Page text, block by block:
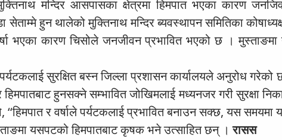
मन्दिर आसपासका क्षेत्रमा हिमपात भएका कारण
सेताम्मे हुन थालेको मुक्तिनाथ मन्दिर ब्यवस्थापन समितिका
भएका कारण चिसोले जनजीवन प्रभावित भएको छ । मुस्ताङमा
सुरक्षित बस्न जिल्ला प्रशासन कार्यालयले अनुरोध
हुनसक्ने सम्भावित जोखिमलाई मध्यनजर गरी सुरक्षा
र वर्षाले पर्यटकलाई प्रभावित बनाउन सक्छ, यस समयमा
यसपटको हिमपातबाट कृषक भने उत्साहित छन् ।रासस